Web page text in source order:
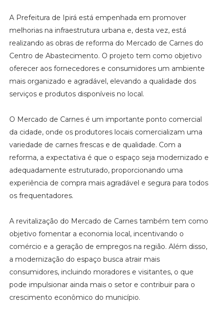
A Prefeitura de Ipirá está empenhada em promover
melhorias na infraestrutura urbana e, desta vez, está
realizando as obras de reforma do Mercado de Carnes do
Centro de Abastecimento. O projeto tem como objetivo
oferecer aos fornecedores e consumidores um ambiente
mais organizado e agradável, elevando a qualidade dos
serviços e produtos disponíveis no local.
O Mercado de Carnes é um importante ponto comercial
da cidade, onde os produtores locais comercializam uma
variedade de carnes frescas e de qualidade. Com a
reforma, a expectativa é que o espaço seja modernizado e
adequadamente estruturado, proporcionando uma
experiência de compra mais agradável e segura para todos
os frequentadores.
A revitalização do Mercado de Carnes também tem como
objetivo fomentar a economia local, incentivando o
comércio e a geração de empregos na região. Além disso,
a modernização do espaço busca atrair mais
consumidores, incluindo moradores e visitantes, o que
pode impulsionar ainda mais o setor e contribuir para o
crescimento econômico do município.